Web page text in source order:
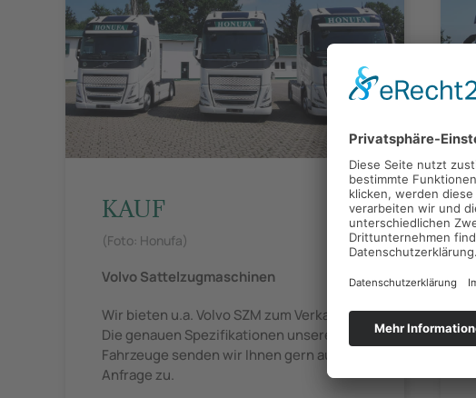
KAUF
(Foto: Honufa)
Volvo Sattelzugmaschinen
Wir bieten u.a. Volvo SZM zum Verkauf.
Die genauen Spezifikationen unserer
Fahrzeuge senden wir Ihnen gern auf
Anfrage zu.